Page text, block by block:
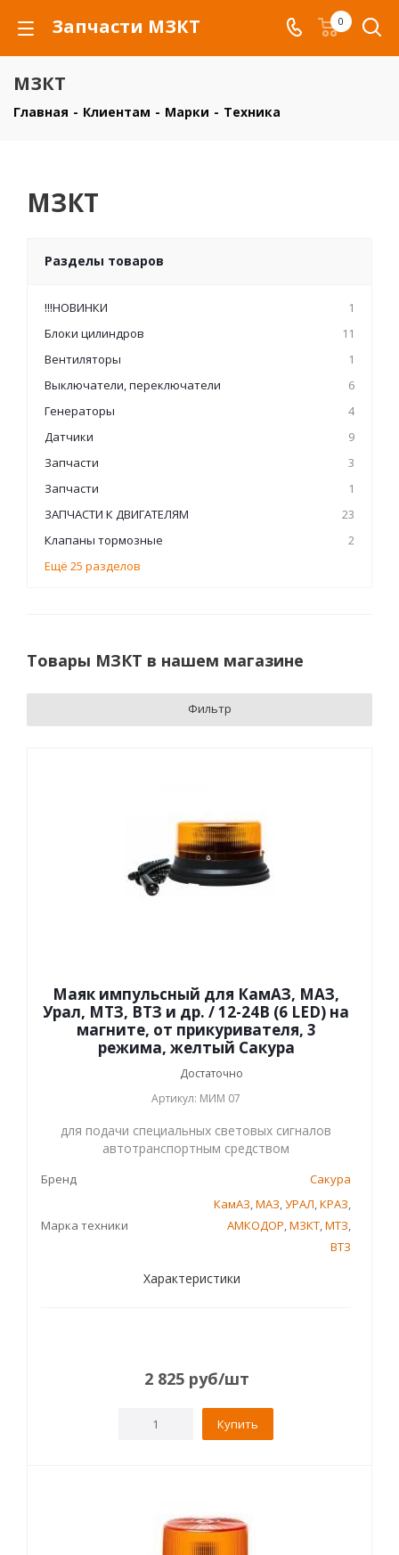
Запчасти МЗКТ 0
МЗКТ
Главная - Клиентам - Марки - Техника
МЗКТ
Разделы товаров
!!!НОВИНКИ
1
Блоки цилиндров
11
Вентиляторы
1
Выключатели, переключатели
6
Генераторы
4
Датчики
9
Запчасти
3
Запчасти
1
ЗАПЧАСТИ К ДВИГАТЕЛЯМ
23
Клапаны тормозные
2
Ещё 25 разделов
Товары МЗКТ в нашем магазине
Фильтр
Маяк импульсный для КамАЗ, МАЗ,
Урал, МТЗ, ВТЗ и др. / 12-24В (6 LED) на
магните, от прикуривателя, 3
режима, желтый Сакура
Достаточно
Артикул: МИМ 07
для подачи специальных световых сигналов
автотранспортным средством
Бренд Сакура
Марка техники
КамАЗ,МАЗ,УРАЛ,КРАЗ,
АМКОДОР,МЗКТ,МТЗ,
ВТЗ
Характеристики
2 825руб/шт
Купить